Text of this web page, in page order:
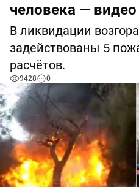
человека — видео
В ликвидации
задействованы 5
расчётов.
9428 0